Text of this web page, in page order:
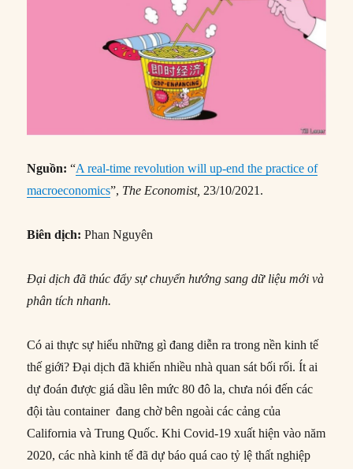
Nguồn:“A real-time revolution will up-end the practice of
macroeconomics”, The Economist, 23/10/2021.
Biên dịch:Phan Nguyên
Đại dịch đã thúc đẩy sự chuyển hướng sang dữ liệu mới và
phân tích nhanh.
Có ai thực sự hiểu những gì đang diễn ra trong nền kinh tế
thế giới? Đại dịch đã khiến nhiều nhà quan sát bối rối. Ít ai
dự đoán được giá dầu lên mức 80 đô la, chưa nói đến các
đội tàu container đang chờ bên ngoài các cảng của
California và Trung Quốc. Khi Covid-19 xuất hiện vào năm
2020, các nhà kinh tế đã dự báo quá cao tỷ lệ thất nghiệp